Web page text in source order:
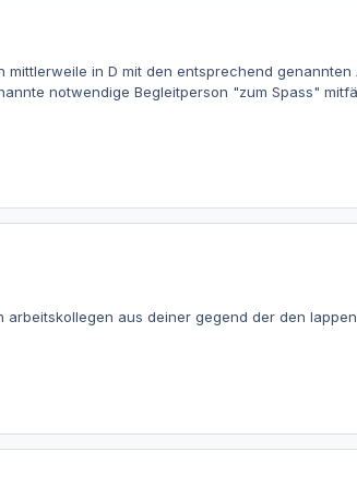
mittlerweile in D mit den entsprechend
notwendige Begleitperson "zum Spass"
arbeitskollegen aus deiner gegend der den